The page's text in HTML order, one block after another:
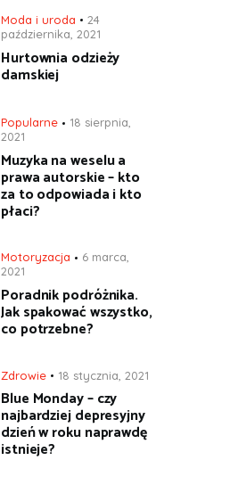
Moda i uroda
24
października, 2021
Hurtownia odzieży
damskiej
Popularne
18 sierpnia,
2021
Muzyka na weselu a
prawa autorskie – kto
za to odpowiada i kto
płaci?
Motoryzacja
6 marca,
2021
Poradnik podróżnika.
Jak spakować wszystko,
co potrzebne?
Zdrowie 18 stycznia, 2021
Blue Monday – czy
najbardziej depresyjny
dzień w roku naprawdę
istnieje?